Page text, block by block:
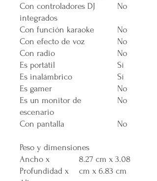
Con controladores DJ
integrados
No
Con función karaoke
No
Con efecto de voz
No
Con radio
No
Es portátil
Sí
Es inalámbrico
Sí
Es gamer
No
Es un monitor de
escenario
No
Con pantalla No
Peso y dimensiones
Ancho x
Profundidad x
8.27 cm x 3.08
cm x 6.83 cm